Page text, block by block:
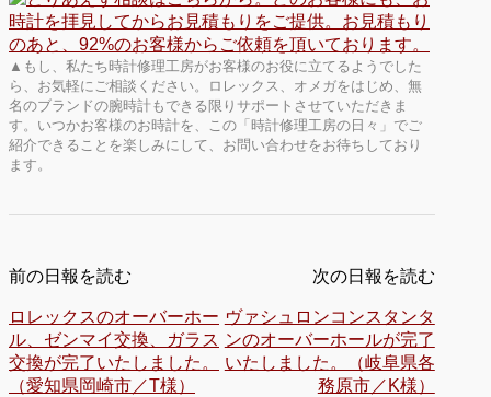
▲もし、私たち時計修理工房がお客様のお役に立てるようでした
ら、お気軽にご相談ください。ロレックス、オメガをはじめ、無
名のブランドの腕時計もできる限りサポートさせていただきま
す。いつかお客様のお時計を、この「時計修理工房の日々」でご
紹介できることを楽しみにして、お問い合わせをお待ちしており
ます。
前の日報を読む
ロレックスのオーバーホー
ル、ゼンマイ交換、ガラス
交換が完了いたしました。
（愛知県岡崎市／T様）
次の日報を読む
ヴァシュロンコンスタンタ
ンのオーバーホールが完了
いたしました。（岐阜県各
務原市／K様）